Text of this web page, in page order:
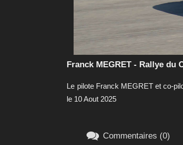
Franck MEGRET - Rallye du
Le pilote Franck MEGRET et co-
le 10 Aout 2025
 Commentaires (0)